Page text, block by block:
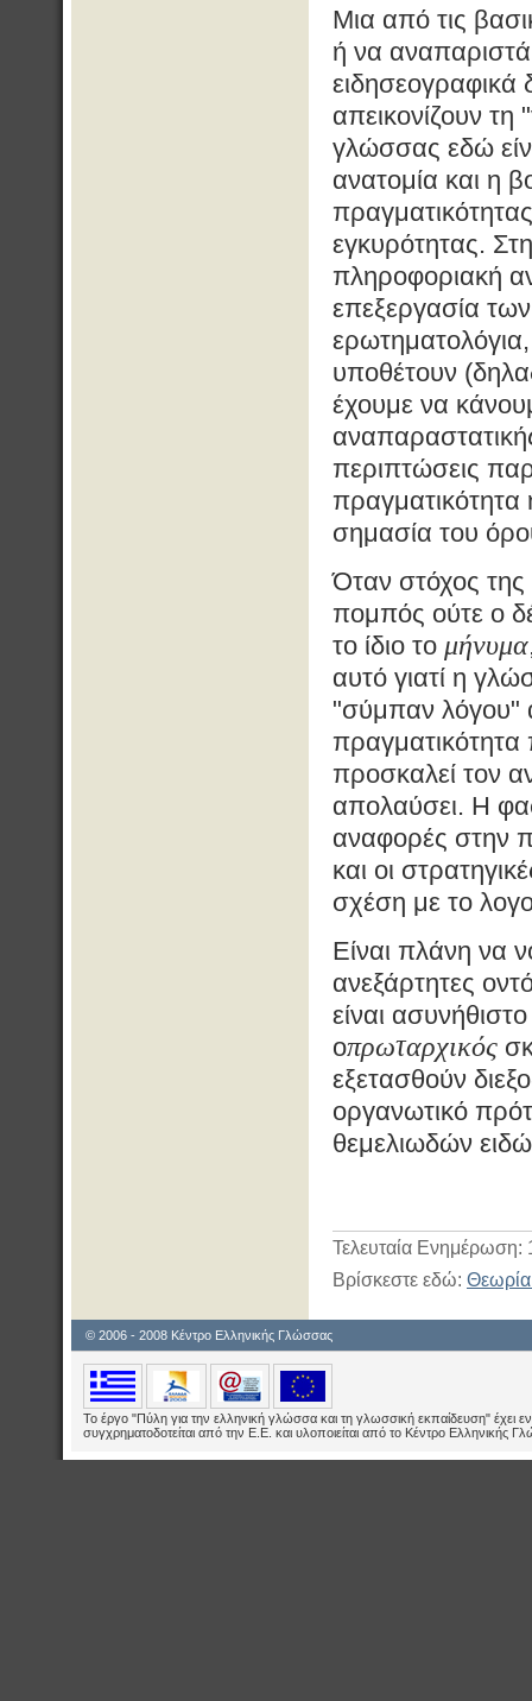
Μια από τις
ή να
ειδησεογραφικά
απεικονίζουν
γλώσσας εδώ
ανατομία και η
εγκυρότητας.
πληροφοριακή
επεξεργασία
ερωτηματολόγια,
υποθέτουν
έχουμε να
περιπτώσεις
σημασία του
Όταν στόχος της
πομπός ούτε ο
το ίδιο το μήνυμα
αυτό γιατί η
"σύμπαν λόγου"
πραγματικότητα
προσκαλεί τον
απολαύσει. Η
αναφορές στην
και οι
σχέση με το
Είναι πλάνη να
ανεξάρτητες
είναι
οπρωταρχικός
εξετασθούν
οργανωτικό
θεμελιωδών
Τελευταία
Βρίσκεστε εδώ: Θεωρία
© 2006 - 2008 Κέντρο Ελληνικής Γλώσσας
Το έργο "Πύλη για την ελληνική γλώσσα και τη γλωσσική εκπαίδευση" έχει
συγχρηματοδοτείται από την Ε.E. και υλοποιείται από το Κέντρο Ελληνικής